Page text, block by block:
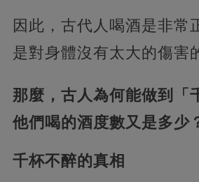
因此，古代人喝酒是非常
是對身體沒有太大的傷害
那麼，古人為何能做到「
他們喝的酒度數又是多少
千杯不醉的真相